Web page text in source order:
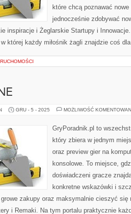
które chcą poznawać
jednocześnie zdobywać
inspiracje i Żeglarskie Startupy i
w której każdy miłośnik żagli znajdzie coś
GRU - 5 - 2025 MOŻLIWOŚĆ
GryPoradnik.pl to
który zbiera w jednym
oraz preview gier na
konsolowe. To miejsce,
doświadczeni gracze
konkretne wskazówki i
zakupy oraz maksymalnie cieszyć się
i Remaki. Na tym portalu praktycznie